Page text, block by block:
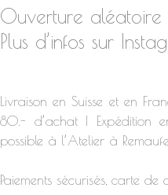
Ouverture aléatoire
Plus d’infos sur
Livraison en Suisse et en
80.- d’achat | Expédition
possible à l’Atelier à
Paiements sécurisés, carte